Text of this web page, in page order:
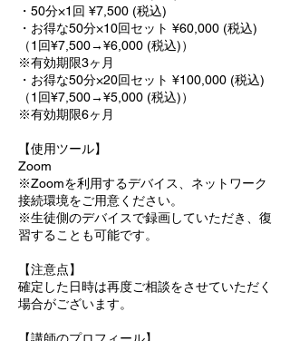
・50分×1回 ¥7,500 (税込)
・お得な50分×10回セット ¥60,000 (税込)
（1回¥7,500→¥6,000 (税込)）
※有効期限3ヶ月
・お得な50分×20回セット ¥100,000 (税込)
（1回¥7,500→¥5,000 (税込)）
※有効期限6ヶ月
【使用ツール】
Zoom
※Zoomを利用するデバイス、ネットワーク
接続環境をご用意ください。
※生徒側のデバイスで録画していただき、復
習することも可能です。
【注意点】
確定した日時は再度ご相談をさせていただく
場合がございます。
【講師のプロフィール】